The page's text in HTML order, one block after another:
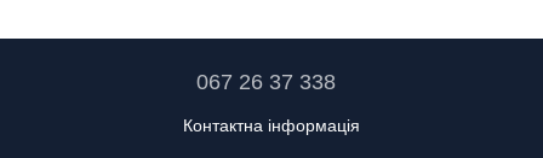
067 26 37 338
Контактна інформація